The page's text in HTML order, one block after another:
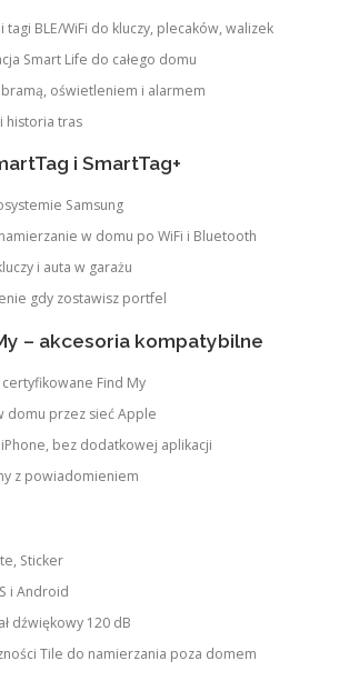
tagi BLE/WiFi do kluczy, plecaków, walizek
Smart Life do całego domu
oświetleniem i alarmem
historia tras
i SmartTag+
Samsung
w domu po WiFi i Bluetooth
i auta w garażu
gdy zostawisz portfel
– akcesoria kompatybilne
Find My
domu przez sieć Apple
bez dodatkowej aplikacji
z powiadomieniem
Sticker
i Android
dźwiękowy 120 dB
Tile do namierzania poza domem